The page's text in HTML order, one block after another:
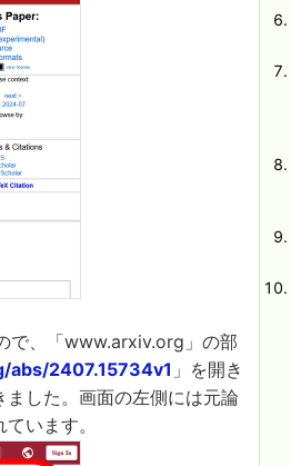
で、「www.arxiv.org」の部
2407.15734v1 」を開き
した。画面の左側には元論
います。